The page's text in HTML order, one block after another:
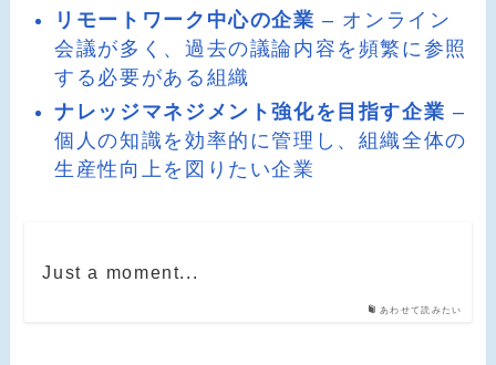
リモートワーク中心の企業 – オンライン
会議が多く、過去の議論内容を頻繁に参照
する必要がある組織
ナレッジマネジメント強化を目指す企業 –
個人の知識を効率的に管理し、組織全体の
生産性向上を図りたい企業
あわせて読みたい
Just a moment...